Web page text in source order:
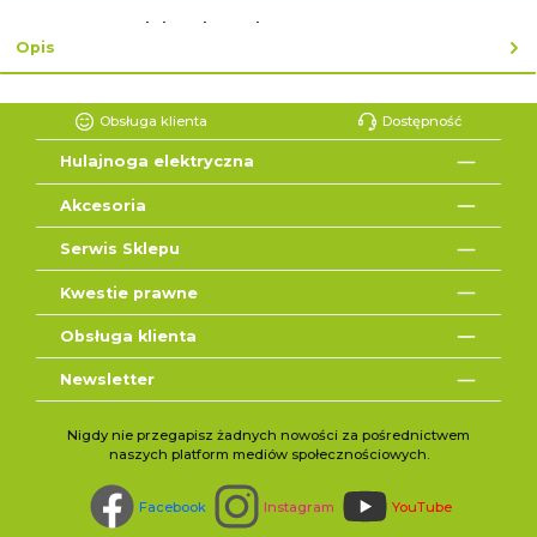
lub zakup ekspresowy z ↓
Opis
Obsługa klienta Dostępność
Hulajnoga elektryczna
Akcesoria
Serwis Sklepu
Kwestie prawne
Obsługa klienta
Newsletter
Nigdy nie przegapisz żadnych nowości za pośrednictwem
naszych platform mediów społecznościowych.
Facebook Instagram YouTube